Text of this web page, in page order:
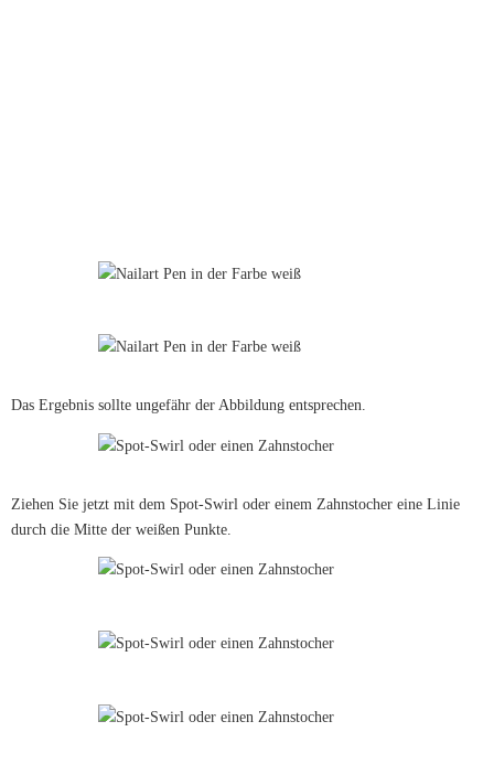
Das Ergebnis sollte ungefähr der Abbildung entsprechen.
Ziehen Sie jetzt mit dem Spot-Swirl oder einem Zahnstocher eine Linie
durch die Mitte der weißen Punkte.